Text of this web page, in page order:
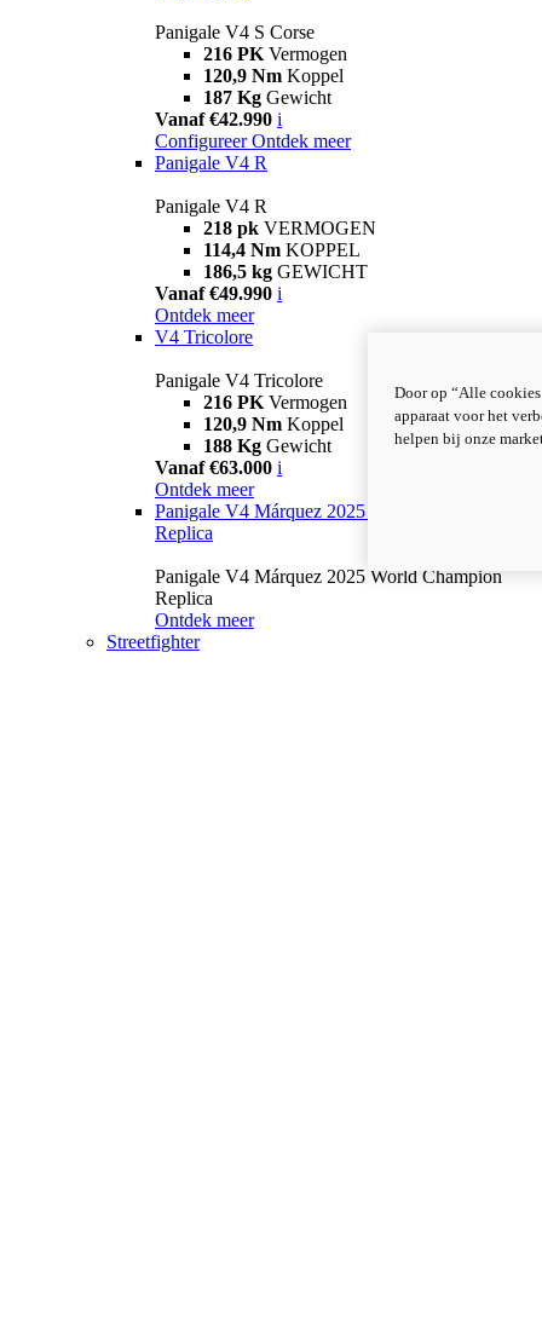
Panigale V4 S Corse
216 PK Vermogen
120,9 Nm Koppel
187 Kg Gewicht
Vanaf €42.990 i
Configureer Ontdek meer
Panigale V4 R
Panigale V4 R
218 pk VERMOGEN
114,4 Nm KOPPEL
186,5 kg GEWICHT
Vanaf €49.990 i
Ontdek meer
V4 Tricolore
Panigale V4 Tricolore
216 PK Vermogen
120,9 Nm Koppel
188 Kg Gewicht
Vanaf €63.000 i
Ontdek meer
Panigale V4 Márquez 2025 World Champion
Replica
Panigale V4 Márquez 2025 World Champion
Replica
Ontdek meer
Streetfighter
Door op “Alle
apparaat voor het
helpen bij onze